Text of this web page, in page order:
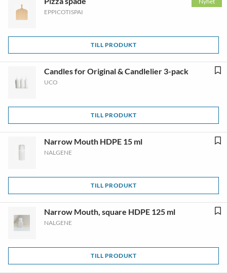
EPPICOTISPAI
TILL PRODUKT
Candles for Original & Candlelier 3-pack
UCO
TILL PRODUKT
Narrow Mouth HDPE 15 ml
NALGENE
TILL PRODUKT
Narrow Mouth, square HDPE 125 ml
NALGENE
TILL PRODUKT